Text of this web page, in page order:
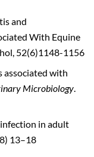
and
With Equine
52(6)1148-1156
associated with
Microbiology.
in adult
13–18